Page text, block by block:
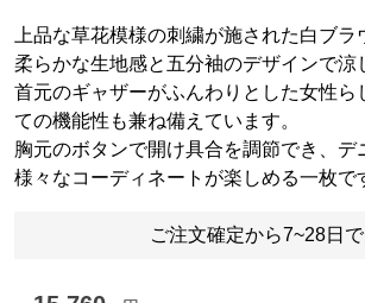
上品な草花模様の刺繍が施された白ブラ
柔らかな生地感と五分袖のデザインで涼
首元のギャザーがふんわりとした女性ら
ての機能性も兼ね備えています。
胸元のボタンで開け具合を調節でき、デ
様々なコーディネートが楽しめる一枚で
ご注文確定から7~28日